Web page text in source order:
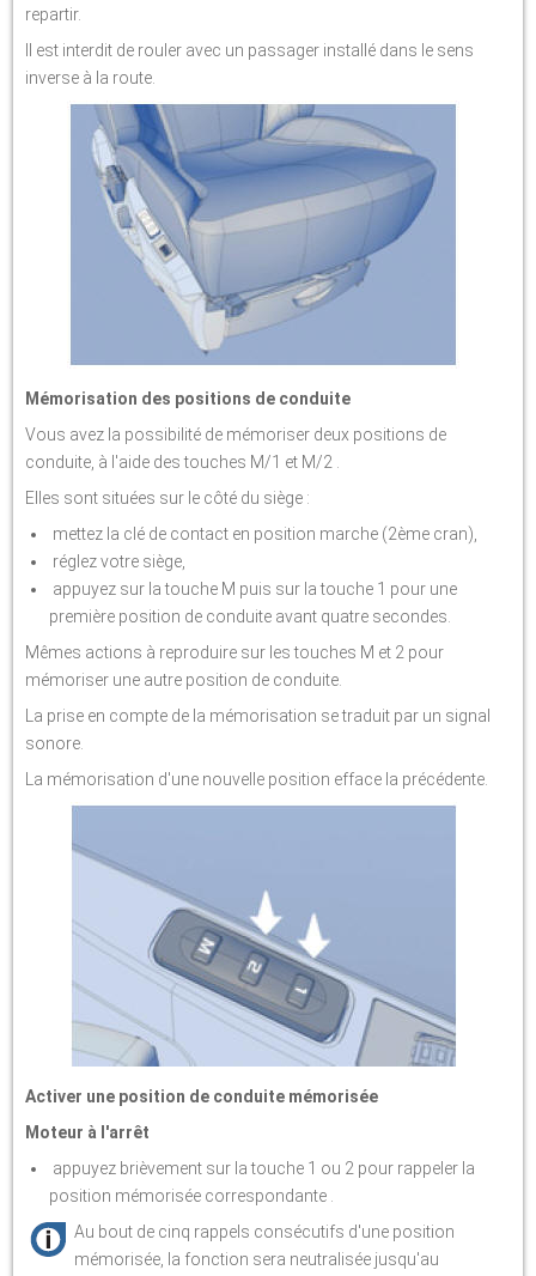
repartir.
Il est interdit de rouler avec un passager installé dans le sens
inverse à la route.
Mémorisation des positions de conduite
Vous avez la possibilité de mémoriser deux positions de
conduite, à l'aide des touches M/1 et M/2 .
Elles sont situées sur le côté du siège :
mettez la clé de contact en position marche (2ème cran),
réglez votre siège,
appuyez sur la touche M puis sur la touche 1 pour une
première position de conduite avant quatre secondes.
Mêmes actions à reproduire sur les touches M et 2 pour
mémoriser une autre position de conduite.
La prise en compte de la mémorisation se traduit par un signal
sonore.
La mémorisation d'une nouvelle position efface la précédente.
Activer une position de conduite mémorisée
Moteur à l'arrêt
appuyez brièvement sur la touche 1 ou 2 pour rappeler la
position mémorisée correspondante .
Au bout de cinq rappels consécutifs d'une position
mémorisée, la fonction sera neutralisée jusqu'au